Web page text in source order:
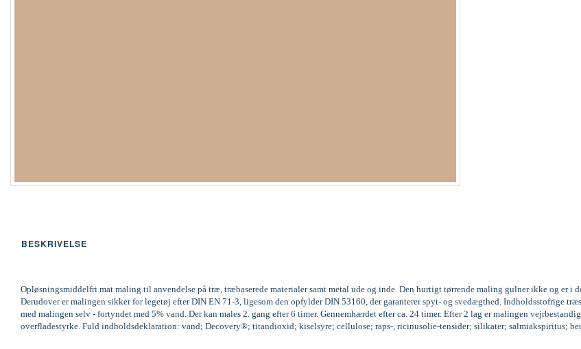
BESKRIVELSE
Opløsningsmiddelfri mat maling til anvendelse på træ, træbaserede materialer samt metal ude og inde. Den hurtigt tørrende maling gulner ikke og er i
Derudover er malingen sikker for legetøj efter DIN EN 71-3, ligesom den opfylder DIN 53160, der garanterer spyt- og svedægthed. Indholdsstofrige
med malingen selv - fortyndet med 5% vand. Der kan males 2. gang efter 6 timer. Gennemhærdet efter ca. 24 timer. Efter 2 lag er malingen
overfladestyrke. Fuld indholdsdeklaration: vand; Decovery®; titandioxid; kiselsyre; cellulose; raps-, ricinusolie-tensider; silikater; salmiakspiritus;